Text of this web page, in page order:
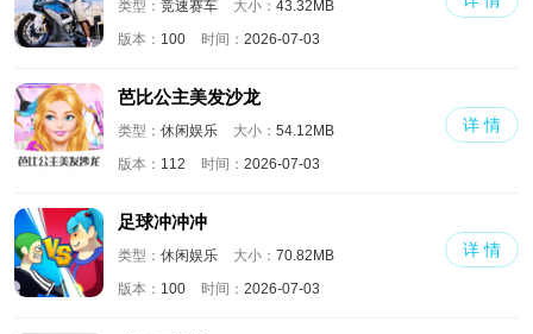
类型： 竞速赛车 大小： 43.32MB
版本： 100 时间： 2026-07-03
芭比公主美发沙龙
类型： 休闲娱乐 大小： 54.12MB
版本： 112 时间： 2026-07-03
详 情
足球冲冲冲
类型： 休闲娱乐 大小： 70.82MB
版本： 100 时间： 2026-07-03
详 情